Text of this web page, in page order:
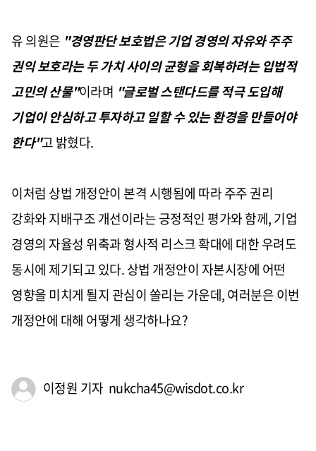
유 의원은 "경영판단 보호법은 기업 경영의 자유와 주주
권익 보호라는 두 가치 사이의 균형을 회복하려는 입법적
고민의 산물"이라며 "글로벌 스탠다드를 적극 도입해
기업이 안심하고 투자하고 일할 수 있는 환경을 만들어야
한다"고 밝혔다.
이처럼 상법 개정안이 본격 시행됨에 따라 주주 권리
강화와 지배구조 개선이라는 긍정적인 평가와 함께, 기업
경영의 자율성 위축과 형사적 리스크 확대에 대한 우려도
동시에 제기되고 있다. 상법 개정안이 자본시장에 어떤
영향을 미치게 될지 관심이 쏠리는 가운데, 여러분은 이번
개정안에 대해 어떻게 생각하나요?
이정원 기자 nukcha45@wisdot.co.kr